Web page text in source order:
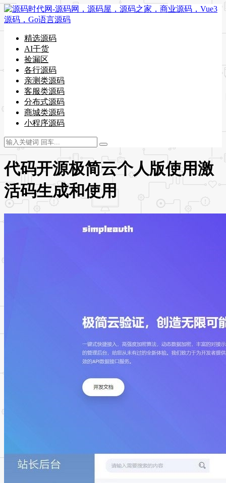
精选源码
AI干货
捡漏区
各行源码
亲测类源码
客服类源码
分布式源码
商城类源码
小程序源码
代码开源极简云个人版使用激
活码生成和使用